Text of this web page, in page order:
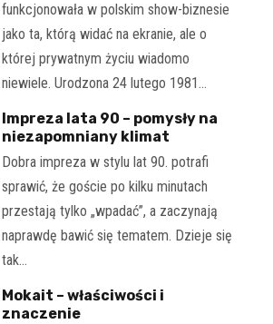
funkcjonowała w polskim show-biznesie
jako ta, którą widać na ekranie, ale o
której prywatnym życiu wiadomo
niewiele. Urodzona 24 lutego 1981…
Impreza lata 90 – pomysły na
niezapomniany klimat
Dobra impreza w stylu lat 90. potrafi
sprawić, że goście po kilku minutach
przestają tylko „wpadać”, a zaczynają
naprawdę bawić się tematem. Dzieje się
tak…
Mokait – właściwości i
znaczenie